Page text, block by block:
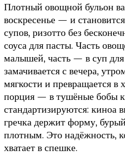
Плотный овощной бульон
воскресенье — и
супов, ризотто без
соуса для пасты. Часть
малышей, часть — в суп
замачивается с вечера,
мягкости и превращается в
порция — в тушёные бобы
стандартизируются: киноа
гречка держит форму,
плотным. Это надёжность,
хватает в спешке.